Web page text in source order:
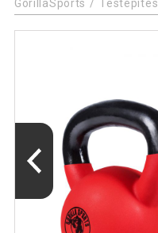
GorillaSports Testépítés